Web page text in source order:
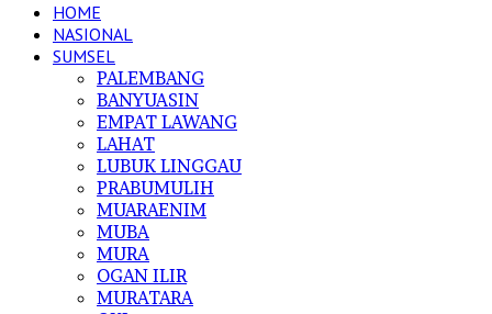
HOME
NASIONAL
SUMSEL
PALEMBANG
BANYUASIN
EMPAT LAWANG
LAHAT
LUBUK LINGGAU
PRABUMULIH
MUARAENIM
MUBA
MURA
OGAN ILIR
MURATARA